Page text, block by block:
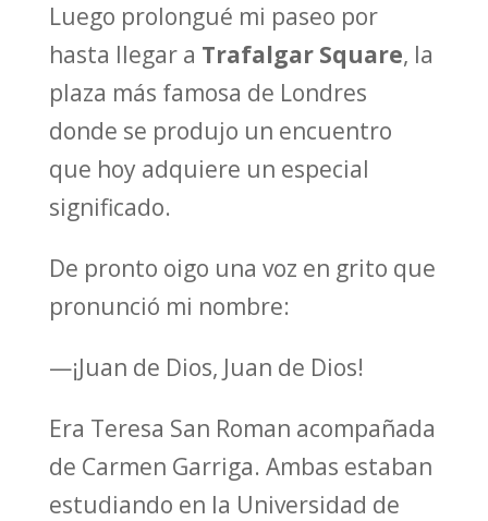
Luego prolongué mi paseo por
hasta llegar a Trafalgar Square, la
plaza más famosa de Londres
donde se produjo un encuentro
que hoy adquiere un especial
significado.
De pronto oigo una voz en grito que
pronunció mi nombre:
—¡Juan de Dios, Juan de Dios!
Era Teresa San Roman acompañada
de Carmen Garriga. Ambas estaban
estudiando en la Universidad de